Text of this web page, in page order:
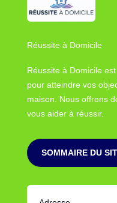
Réussite à Domicile
Réussite à Domicile
pour atteindre vos
maison. Nous offrons
vous aider à réussir.
SOMMAIRE DU